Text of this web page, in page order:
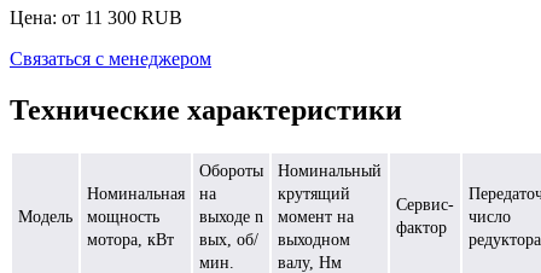
Цена: от 11 300 RUB
Связаться с менеджером
Технические характеристики
Модель
Номинальная
мощность
мотора, кВт
Обороты
на
выходе n
вых, об/
мин.
Номинальный
крутящий
момент на
выходном
валу, Нм
Сервис-
фактор
число
редуктора